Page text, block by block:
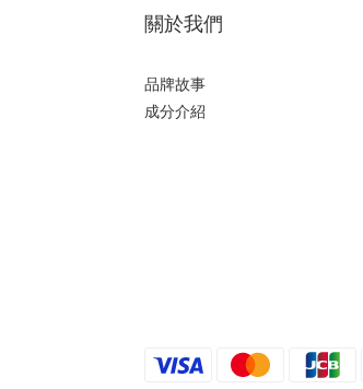
關於我們
品牌故事
成分介紹